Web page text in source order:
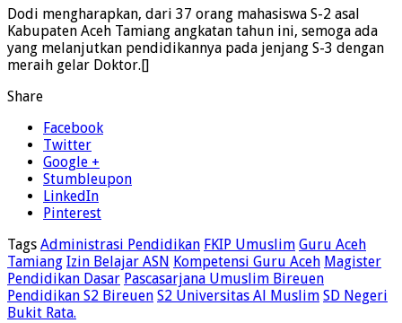
Dodi mengharapkan, dari 37 orang mahasiswa S-2 asal
Kabupaten Aceh Tamiang angkatan tahun ini, semoga ada
yang melanjutkan pendidikannya pada jenjang S-3 dengan
meraih gelar Doktor.[]
Share
Facebook
Twitter
Google +
Stumbleupon
LinkedIn
Pinterest
Tags Administrasi Pendidikan FKIP Umuslim Guru Aceh
Tamiang Izin Belajar ASN Kompetensi Guru Aceh Magister
Pendidikan Dasar Pascasarjana Umuslim Bireuen
Pendidikan S2 Bireuen S2 Universitas Al Muslim SD Negeri
Bukit Rata.